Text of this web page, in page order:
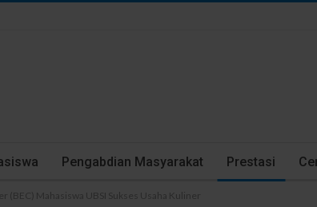
Pengabdian Masyarakat Prestasi
Mahasiswa UBSI Sukses Usaha Kuliner